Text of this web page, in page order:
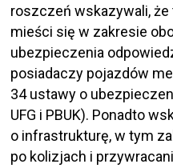
roszczeń wskazywali,
mieści się w zakresie
ubezpieczenia
posiadaczy pojazdów
34 ustawy o
UFG i PBUK). Ponadto
o infrastrukturę, w tym
po kolizjach i